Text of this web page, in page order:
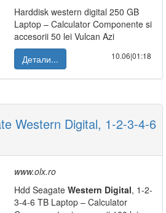
Harddisk western digital 250 GB
Laptop – Calculator Componente si
accesorii 50 lei Vulcan Azi
Детали...
10.06|01:18
Western Digital, 1-2-3-4-6
www.olx.ro
Hdd Seagate Western Digital, 1-2-
3-4-6 TB Laptop – Calculator